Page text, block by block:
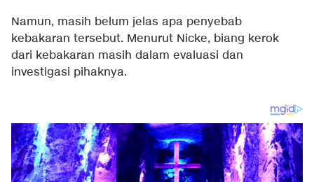
Namun, masih belum jelas apa penyebab
kebakaran tersebut. Menurut Nicke, biang kerok
dari kebakaran masih dalam evaluasi dan
investigasi pihaknya.